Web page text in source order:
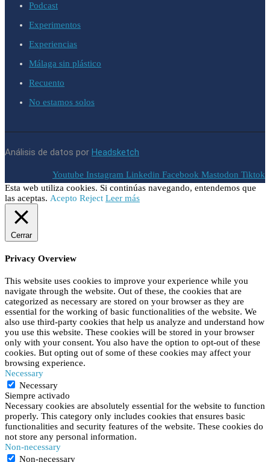
Podcast
Experimentos
Experiencias
Málaga sin plástico
Recuento
No estamos solos
Análisis de datos por Headsketch
Youtube Instagram Linkedin Facebook Mastodon Tiktok
Esta web utiliza cookies. Si continúas navegando, entendemos que
las aceptas. Acepto Reject Leer más
Cerrar
Privacy Overview
This website uses cookies to improve your experience while you
navigate through the website. Out of these, the cookies that are
categorized as necessary are stored on your browser as they are
essential for the working of basic functionalities of the website. We
also use third-party cookies that help us analyze and understand how
you use this website. These cookies will be stored in your browser
only with your consent. You also have the option to opt-out of these
cookies. But opting out of some of these cookies may affect your
browsing experience.
Necessary
Necessary
Siempre activado
Necessary cookies are absolutely essential for the website to function
properly. This category only includes cookies that ensures basic
functionalities and security features of the website. These cookies do
not store any personal information.
Non-necessary
Non-necessary